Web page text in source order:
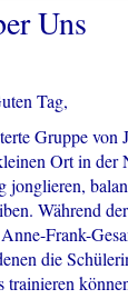
Uns
Tag,
Gruppe von
Ort in der
Während
Frank-
die
trainieren